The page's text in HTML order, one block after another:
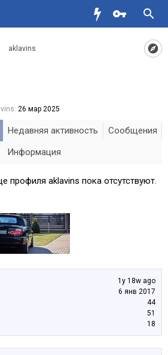
aklavins
1y 18w ago
6 янв 2017
44
51
18
26 мар 2025
Недавняя активность
Сообщения
Информация
профиля aklavins пока отсутствуют.